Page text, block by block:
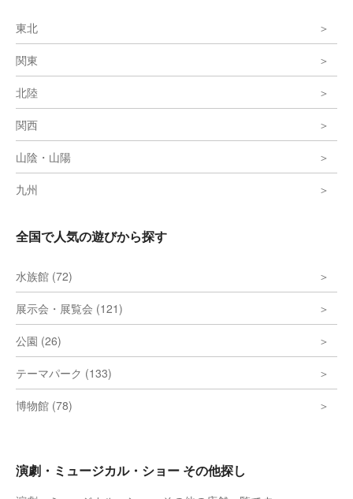
東北
関東
北陸
関西
山陰・山陽
九州
全国で人気の遊びから探す
水族館 (72)
展示会・展覧会 (121)
公園 (26)
テーマパーク (133)
博物館 (78)
演劇・ミュージカル・ショー その他探し